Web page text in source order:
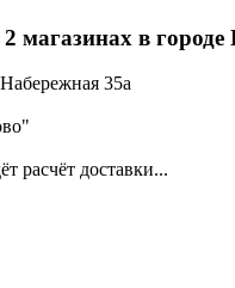
магазинах в городе
35а
расчёт доставки...